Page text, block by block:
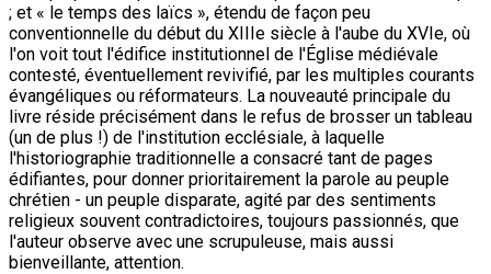
; et « le temps des laïcs », étendu de façon peu
conventionnelle du début du XIIIe siècle à l'aube du XVIe, où
l'on voit tout l'édifice institutionnel de l'Église médiévale
contesté, éventuellement revivifié, par les multiples courants
évangéliques ou réformateurs. La nouveauté principale du
livre réside précisément dans le refus de brosser un tableau
(un de plus !) de l'institution ecclésiale, à laquelle
l'historiographie traditionnelle a consacré tant de pages
édifiantes, pour donner prioritairement la parole au peuple
chrétien - un peuple disparate, agité par des sentiments
religieux souvent contradictoires, toujours passionnés, que
l'auteur observe avec une scrupuleuse, mais aussi
bienveillante, attention.